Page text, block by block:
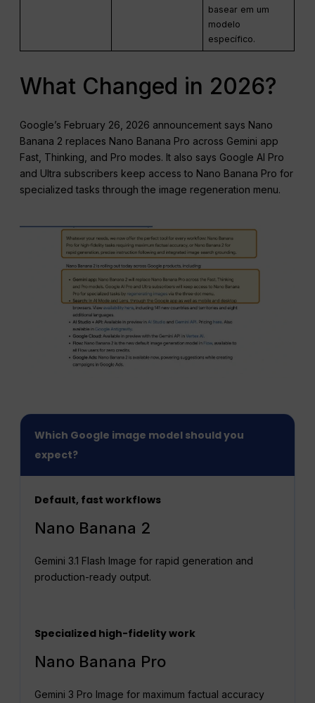
basear em um
modelo
específico.
What Changed in 2026?
Google’s February 26, 2026 announcement says Nano
Banana 2 replaces Nano Banana Pro across Gemini app
Fast, Thinking, and Pro modes. It also says Google AI Pro
and Ultra subscribers keep access to Nano Banana Pro for
specialized tasks through the image regeneration menu.
Which Google image model should you
expect?
Default, fast workflows
Nano Banana 2
Gemini 3.1 Flash Image for rapid generation and
production-ready output.
Specialized high-fidelity work
Nano Banana Pro
Gemini 3 Pro Image for maximum factual accuracy